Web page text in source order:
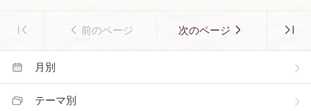
前のページ 次のページ
月別
テーマ別